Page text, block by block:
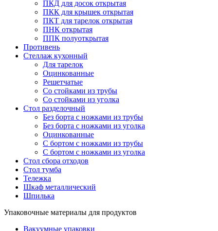
ПКД для досок открытая
ПКК для крышек открытая
ПКТ для тарелок открытая
ПНК открытая
ППК полуоткрытая
Противень
Стеллаж кухонный
Для тарелок
Оцинкованные
Решетчатые
Со стойками из трубы
Со стойками из уголка
Стол разделочный
Без борта с ножками из трубы
Без борта с ножками из уголка
Оцинкованные
С бортом с ножками из трубы
С бортом с ножками из уголка
Стол сбора отходов
Стол тумба
Тележка
Шкаф металлический
Шпилька
Упаковочные материалы для продуктов
Вакуумные упаковки